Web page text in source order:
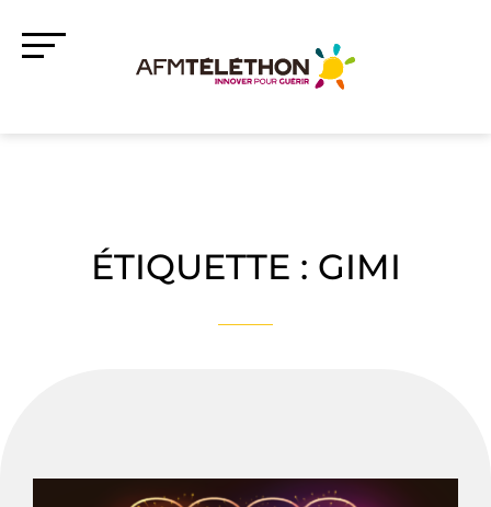
ÉTIQUETTE : GIMI